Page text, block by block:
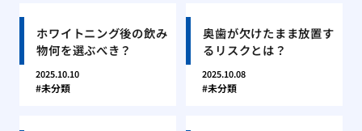
ホワイトニング後の飲み
物何を選ぶべき？
2025.10.10
未分類
奥歯が欠けたまま放置す
るリスクとは？
2025.10.08
未分類